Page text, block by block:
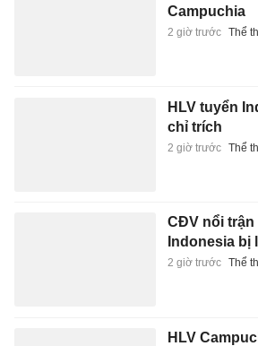
Campuchia
2 giờ trước Thể
HLV tuyển
chỉ trích
2 giờ trước Thể
CĐV nổi
Indonesia bị
2 giờ trước Thể
HLV